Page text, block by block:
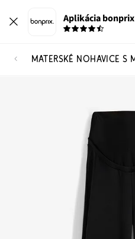
Aplikácia bonprix